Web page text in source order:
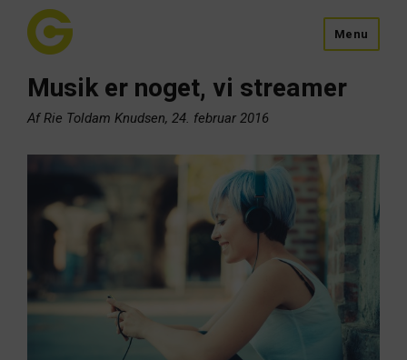
Menu
Musik er noget, vi streamer
Af Rie Toldam Knudsen, 24. februar 2016